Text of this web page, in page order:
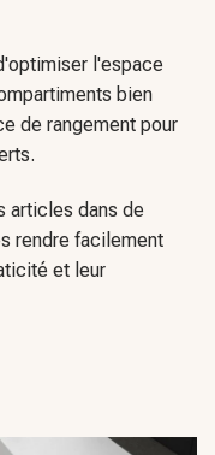
l'espace
bien
de rangement pour
articles dans de
rendre facilement
et leur